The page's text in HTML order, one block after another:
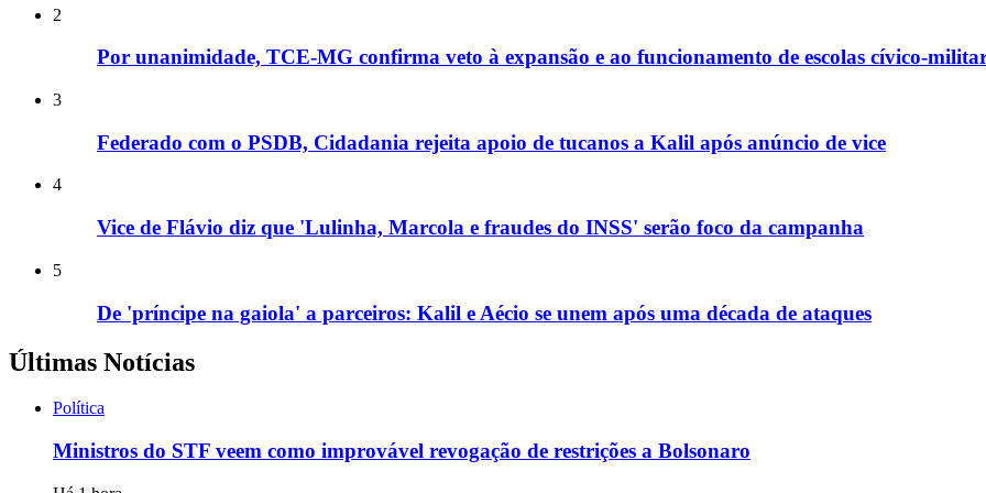
2
Por unanimidade, TCE-MG confirma veto à expansão e ao funcionamento de escolas cívico-
3
Federado com o PSDB, Cidadania rejeita apoio de tucanos a Kalil após anúncio de vice
4
Vice de Flávio diz que 'Lulinha, Marcola e fraudes do INSS' serão foco da campanha
5
De 'príncipe na gaiola' a parceiros: Kalil e Aécio se unem após uma década de ataques
Últimas Notícias
Política
Ministros do STF veem como improvável revogação de restrições a Bolsonaro